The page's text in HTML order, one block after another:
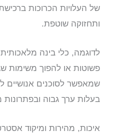
של העלויות הכרוכות ברכישת
ותחזוקה שוטפת.
לדוגמה, כלי בינה
פשוטות או להפוך משימות
שמאפשר לסוכנים אנושיים
בעלות ערך גבוה ובפתרונות
איכות, מהירות ומיקוד